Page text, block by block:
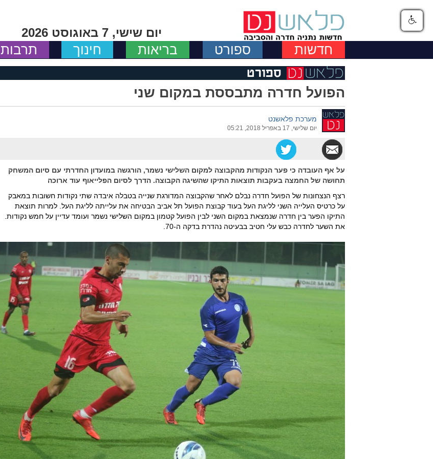
יום שישי, 7 באוגוסט 2026
חדשות ספורט בריאות חינוך תרבות
הפועל חדרה מתבססת במקום שני
מערכת פלאשנט
יום שלישי, 17 באפריל 2018, 05:21
על אף העובדה כי פער הנקודות מהקבוצה למקום השלישי נשמר, הורגשה במועדון החדרתי עם סיום המשחק
תחושה של החמצה בעקבות תוצאות התיקו שהשיגה הקבוצה. הדרך לסיום הפלייאוף עוד ארוכה
רצף הנצחונות של הפועל חדרה נבלם לאחר שהקבוצה המדורגת שנייה בטבלה איבדה שתי נקודות חשובות במאבק
על כרטיס העלייה השני לליגת העל בעוד קבוצת הפועל תל אביב הבטיחה את עלייתה לליגת העל. למרות תוצאת
התיקו הפער בין חדרה שנמצאת במקום השני לבין הפועל קטמון במקום השלישי נשמר ועומד עדיין על חמש נקודות.
את השער לחדרה כבש עלי חטיב בבעיטה נהדרת בדקה ה-70.